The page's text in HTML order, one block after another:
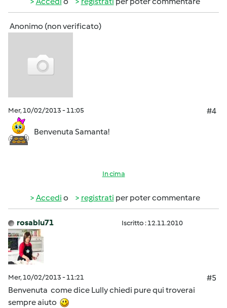
Anonimo (non verificato)
Mer, 10/02/2013 - 11:05 #4
Benvenuta Samanta!
In cima
Accedi o registrati per poter commentare
rosablu71 Iscritto : 12.11.2010
Mer, 10/02/2013 - 11:21
#5
Benvenuta come dice Lully chiedi pure qui troverai
sempre aiuto